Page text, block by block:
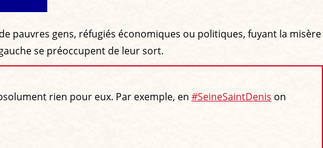
pauvres gens, réfugiés économiques ou politiques, fuyant la misère
se préoccupent de leur sort.
rien pour eux. Par exemple, en #SeineSaintDenis on